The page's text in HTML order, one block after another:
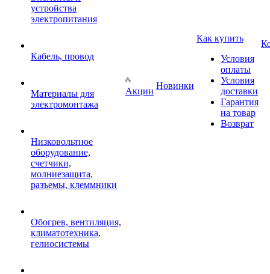
устройства
электропитания
Кабель, провод
Материалы для
электромонтажа
Низковольтное
оборудование,
счетчики,
молниезащита,
разъемы, клеммники
Обогрев, вентиляция,
климатотехника,
гелиосистемы
Акции
Новинки
Как купить
Условия
оплаты
Условия
доставки
Гарантия
на товар
Возврат